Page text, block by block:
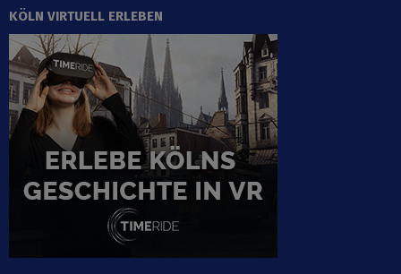
KÖLN VIRTUELL ERLEBEN